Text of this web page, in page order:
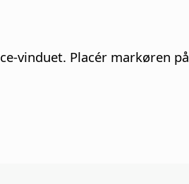
vinduet. Placér markøren på